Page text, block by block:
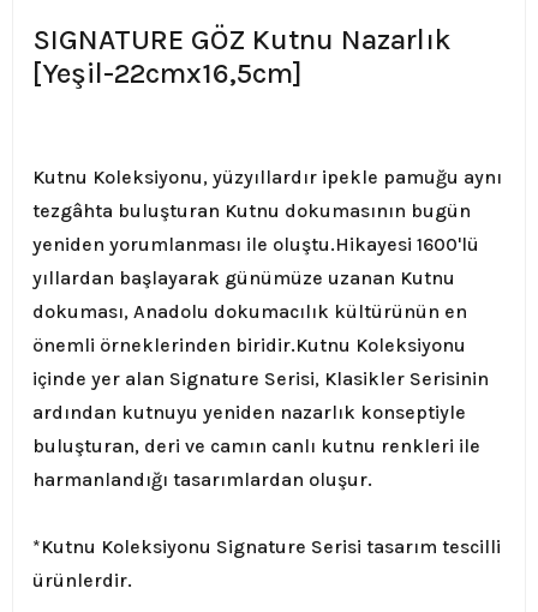
SIGNATURE GÖZ Kutnu Nazarlık
[Yeşil-22cmx16,5cm]
Kutnu Koleksiyonu, yüzyıllardır ipekle pamuğu aynı
tezgâhta buluşturan Kutnu dokumasının bugün
yeniden yorumlanması ile oluştu.Hikayesi 1600'lü
yıllardan başlayarak günümüze uzanan Kutnu
dokuması, Anadolu dokumacılık kültürünün en
önemli örneklerinden biridir.Kutnu Koleksiyonu
içinde yer alan Signature Serisi, Klasikler Serisinin
ardından kutnuyu yeniden nazarlık konseptiyle
buluşturan, deri ve camın canlı kutnu renkleri ile
harmanlandığı tasarımlardan oluşur.
*Kutnu Koleksiyonu Signature Serisi tasarım tescilli
ürünlerdir.